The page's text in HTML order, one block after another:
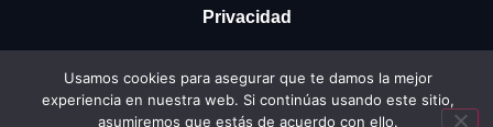
Privacidad
Cookies
Usamos cookies para asegurar que te damos la mejor
experiencia en nuestra web. Si continúas usando este sitio,
asumiremos que estás de acuerdo con ello.